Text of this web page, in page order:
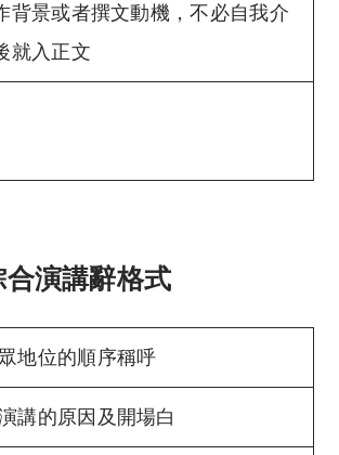
背景或者撰文動機，不必自我介
就入正文
演講辭格式
地位的順序稱呼
講的原因及開場白